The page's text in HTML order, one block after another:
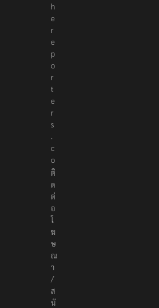
t
h
e
r
e
p
o
r
t
e
r
s
.
c
o
ติ
ด
ต่
อ
โ
ฆ
ษ
ณ
า
/
ส